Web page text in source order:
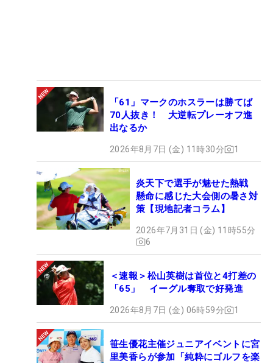
「61」マークのホスラーは勝てば
70人抜き！ 大逆転プレーオフ進
出なるか
2026年8月7日 (金) 11時30分 1
炎天下で選手が魅せた熱戦
懸命に感じた大会側の暑さ対
策【現地記者コラム】
2026年7月31日 (金) 11時55分
6
＜速報＞松山英樹は首位と4打差の
「65」 イーグル奪取で好発進
2026年8月7日 (金) 06時59分 1
笹生優花主催ジュニアイベントに宮
里美香らが参加「純粋にゴルフを楽